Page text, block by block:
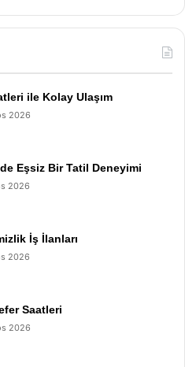
ile Kolay Ulaşım
2026
Eşsiz Bir Tatil Deneyimi
2026
İş İlanları
2026
Saatleri
2026